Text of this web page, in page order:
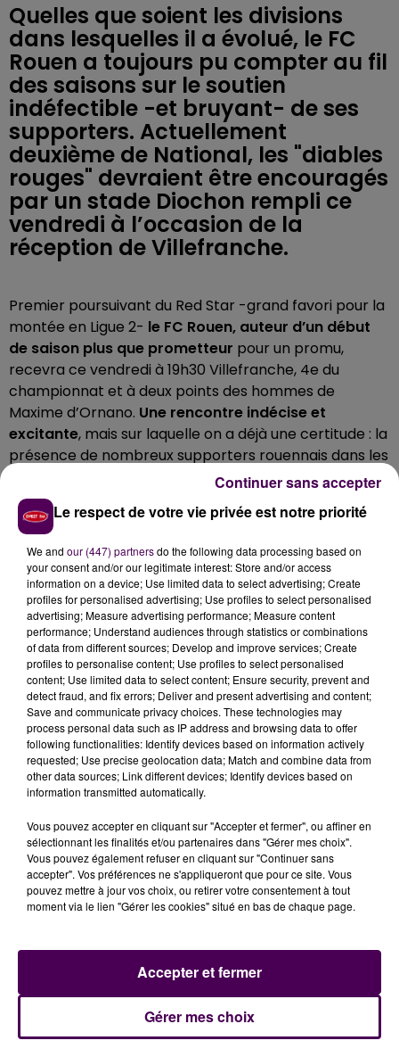
Quelles que soient les divisions
dans lesquelles il a évolué, le FC
Rouen a toujours pu compter au fil
des saisons sur le soutien
indéfectible -et bruyant- de ses
supporters. Actuellement
deuxième de National, les "diables
rouges" devraient être encouragés
par un stade Diochon rempli ce
vendredi à l’occasion de la
réception de Villefranche.
Premier poursuivant du Red Star -grand favori pour la
montée en Ligue 2- le FC Rouen, auteur d’un début
de saison plus que prometteur pour un promu,
recevra ce vendredi à 19h30 Villefranche, 4e du
championnat et à deux points des hommes de
Maxime d’Ornano. Une rencontre indécise et
excitante, mais sur laquelle on a déjà une certitude : la
présence de nombreux supporters rouennais dans les
travées du stade Diochon, d'une capacité de 8 372
places.
1 000 PLACES VENDUES LUNDI AVANT
UNE PRÉVENTE MERCREDI
L'enceinte rouennaise devrait -au minimum- se
rapprocher del’affluence record de cette saison
avec 6 128 supportersface à Avranches, le 23
octobre dernier. Ce vendredi la tribune Bruyères,
habituellement réservée aux supporters de l’équipe
visiteuse sera ouverte aux supporters locaux. Hier, le
club a déjà vendu près de 1 000 places, alors qu'une
nouvelle prévente se tiendra ce mercredi après-
midi aux guichets du stadeà partir de 14h30.
À LA UNE
20h00
Le respect de votre vie privée est notre priorité
We and our (447) partnersdo the following data processing based on
your consent and/or our legitimate interest: Store and/or access
information on a device; Use limited data to select advertising; Create
profiles for personalised advertising; Use profiles to select personalised
advertising; Measure advertising performance; Measure content
performance; Understand audiences through statistics or combinations
of data from different sources; Develop and improve services; Create
profiles to personalise content; Use profiles to select personalised
content; Use limited data to select content; Ensure security, prevent and
detect fraud, and fix errors; Deliver and present advertising and content;
Save and communicate privacy choices. These technologies may
process personal data such as IP address and browsing data to offer
following functionalities: Identify devices based on information actively
requested; Use precise geolocation data; Match and combine data from
other data sources; Link different devices; Identify devices based on
information transmitted automatically.
Vous pouvez accepter en cliquant sur "Accepter et fermer", ou affiner en
sélectionnant les finalités et/ou partenaires dans "Gérer mes choix".
Vous pouvez également refuser en cliquant sur "Continuer sans
accepter". Vos préférences ne s'appliqueront que pour ce site. Vous
pouvez mettre à jour vos choix, ou retirer votre consentement à tout
moment via le lien "Gérer les cookies" situé en bas de chaque page.
Gérer mes choix
Accepter et fermer
Continuer sans accepter